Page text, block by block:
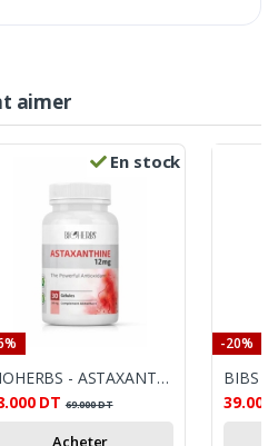
aimer
En stock
BIOHERBS - ASTAXANTHINE 12MG - 30 GÉLULES
DT 69.000DT
Acheter
-20%
39.000